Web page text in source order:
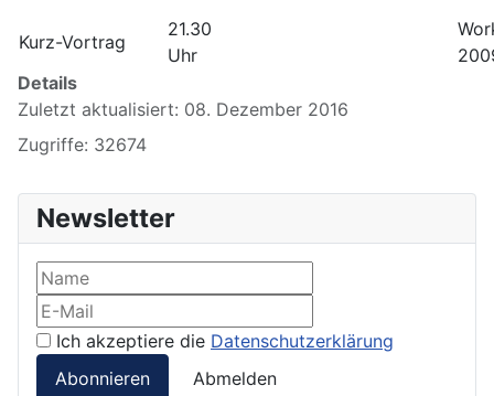
Kurz-Vortrag
21.30
Uhr
Details
Zuletzt aktualisiert: 08. Dezember 2016
Zugriffe: 32674
Newsletter
Ich akzeptiere die Datenschutzerklärung
Abonnieren
Abmelden